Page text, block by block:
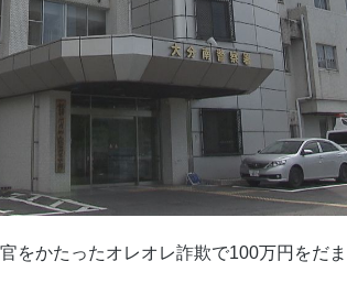
をかたったオレオレ詐欺で100万円をだ